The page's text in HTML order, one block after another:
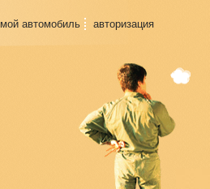
мой автомобиль авторизация